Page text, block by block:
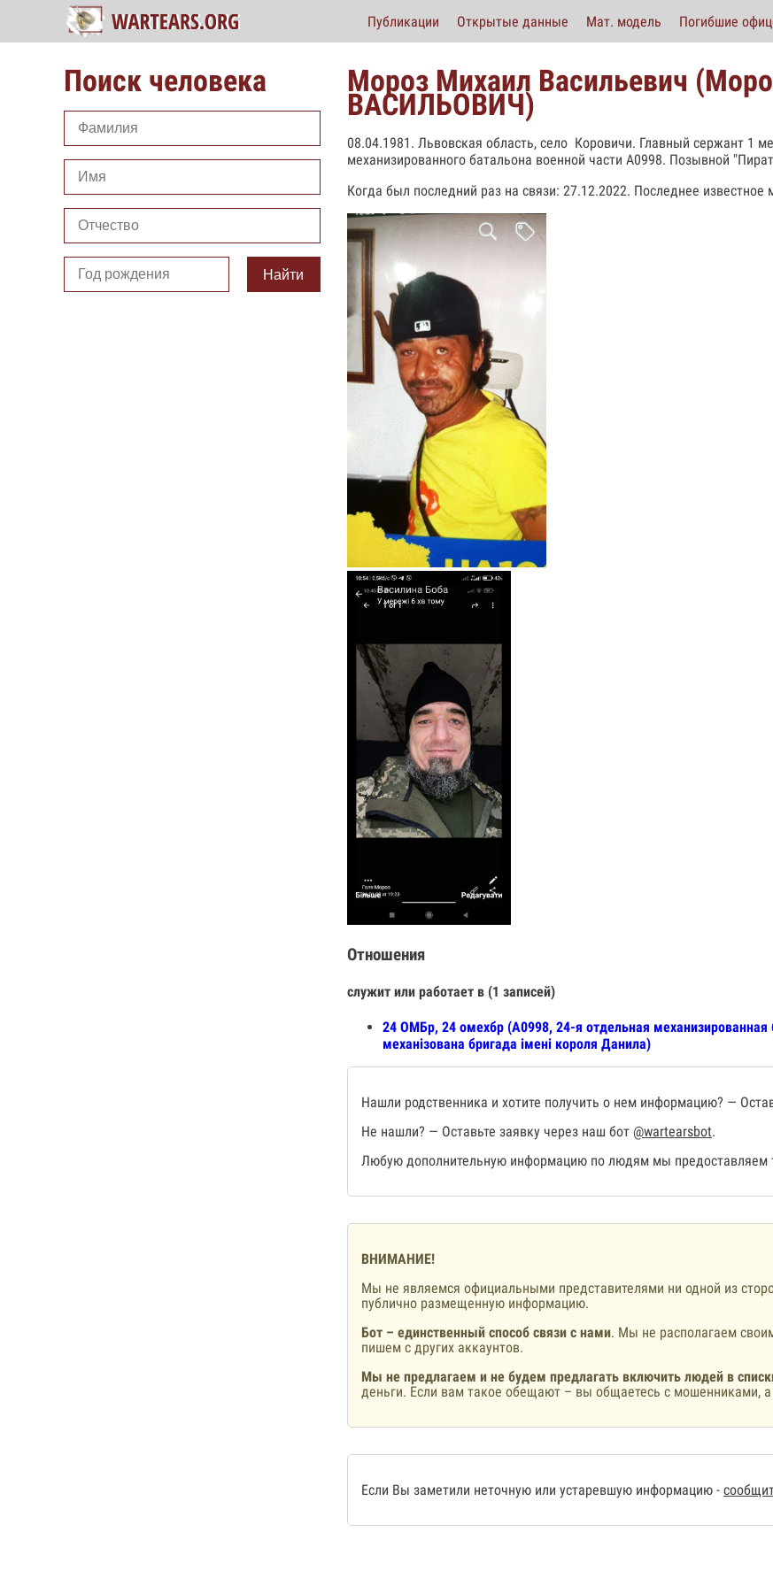
Публикации Открытые данные Мат. модель Погибшие
Поиск человека
Найти
Мороз Михаил Васильевич
ВАСИЛЬОВИЧ)
08.04.1981. Львовская область, село Коровичи. Главный сержант 1
механизированного батальона военной части А0998. Позывной
Когда был последний раз на связи: 27.12.2022. Последнее известное
Отношения
служит или работает в (1 записей)
24 ОМБр, 24 омехбр (А0998, 24-я отдельная
механізована бригада імені короля Данила)
Нашли родственника и хотите получить о нем информацию? —
Не нашли? — Оставьте заявку через наш бот @wartearsbot.
Любую дополнительную информацию по людям мы предоставляем
ВНИМАНИЕ!
Мы не являемся официальными представителями ни одной из
публично размещенную информацию.
Бот – единственный способ связи с нами. Мы не располагаем
пишем с других аккаунтов.
Мы не предлагаем и не будем предлагать включить людей в
деньги. Если вам такое обещают – вы общаетесь с мошенниками,
Если Вы заметили неточную или устаревшую информацию -